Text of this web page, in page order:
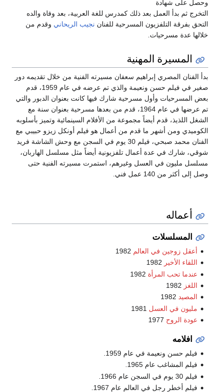
وحصل على شهادة
التخرج ثم بدأ العمل بعد ذلك كمدرس للغة العربية، بعد وفاة والده
التحق بفرقة التلفزيون المسرحية للفنان نجيب الريحاني وقدم من
خلالها عدة مسرحيات.
المسيرة المهنية
بدأ الفنان المصري إبراهيم سعفان مسيرته الفنية من خلال تقديمه دور
صغير في فيلم حسن ونعيمة والذي تم عرضه في عام 1959، قدم
بعض المسرحيات وأول مسرحية شارك فيها كانت بعنوان الدبور والتي
تم عرضها في عام 1964، قدم من بعدها مسرحية بعنوان سنة مع
الشغل اللذيذ، قدم أيضاً مجموعة من الأفلام السينمائية وتميز بأسلوبه
الكوميدي ومن أشهر ما قدم من أعمال هو فيلم أونكل زيزو حبيبي مع
الفنان محمد صبحي، فيلم 30 يوم في السجن مع وحش الشاشة فريد
شوقي، شارك في عدة أعمال تلفزيونية أيضاً مثل مسلسل الهاربان،
مسلسل مليون في العسل وغيرهم، استمرت مسيرته الفنية حتى
وصل إلى أكثر من 140 عمل فني.
أعماله
المسلسلات
أعقل زوجين في العالم
اللقاء الأخير
عندما تحب المرأة
اللغز
المصيد
مليون في العسل
عودة الروح
افلامه
فيلم حسن ونعيمة في عام 1959.
فيلم المشاغب عام 1965.
فيلم 30 يوم في السجن عام 1966.
فيلم أخطر رجل في العالم عام 1967.